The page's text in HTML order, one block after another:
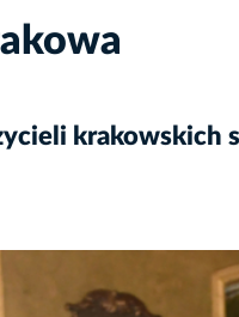
krakowskich